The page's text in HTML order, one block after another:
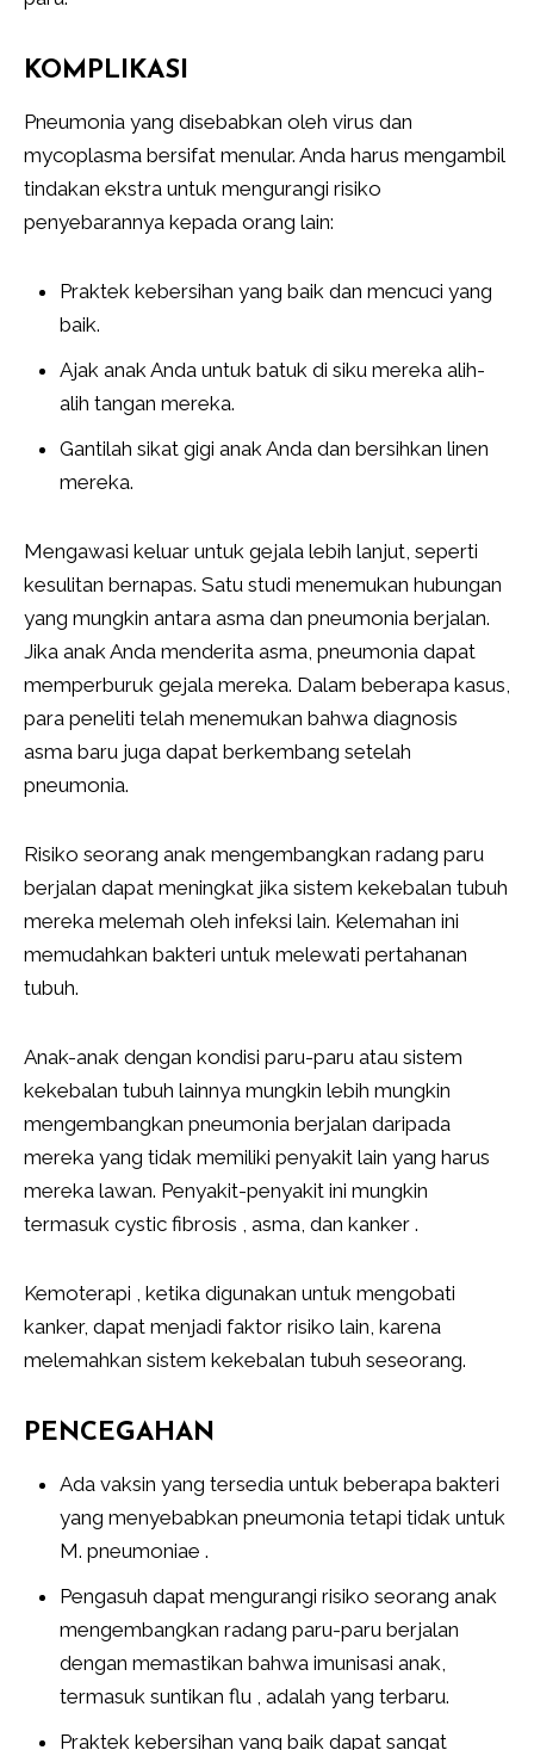
KOMPLIKASI
Pneumonia yang disebabkan oleh virus dan
mycoplasma bersifat menular. Anda harus mengambil
tindakan ekstra untuk mengurangi risiko
penyebarannya kepada orang lain:
Praktek kebersihan yang baik dan mencuci yang
baik.
Ajak anak Anda untuk batuk di siku mereka alih-
alih tangan mereka.
Gantilah sikat gigi anak Anda dan bersihkan linen
mereka.
Mengawasi keluar untuk gejala lebih lanjut, seperti
kesulitan bernapas. Satu studi menemukan hubungan
yang mungkin antara asma dan pneumonia berjalan.
Jika anak Anda menderita asma, pneumonia dapat
memperburuk gejala mereka. Dalam beberapa kasus,
para peneliti telah menemukan bahwa diagnosis
asma baru juga dapat berkembang setelah
pneumonia.
Risiko seorang anak mengembangkan radang paru
berjalan dapat meningkat jika sistem kekebalan tubuh
mereka melemah oleh infeksi lain. Kelemahan ini
memudahkan bakteri untuk melewati pertahanan
tubuh.
Anak-anak dengan kondisi paru-paru atau sistem
kekebalan tubuh lainnya mungkin lebih mungkin
mengembangkan pneumonia berjalan daripada
mereka yang tidak memiliki penyakit lain yang harus
mereka lawan. Penyakit-penyakit ini mungkin
termasuk cystic fibrosis , asma, dan kanker .
Kemoterapi , ketika digunakan untuk mengobati
kanker, dapat menjadi faktor risiko lain, karena
melemahkan sistem kekebalan tubuh seseorang.
PENCEGAHAN
Ada vaksin yang tersedia untuk beberapa bakteri
yang menyebabkan pneumonia tetapi tidak untuk
M. pneumoniae .
Pengasuh dapat mengurangi risiko seorang anak
mengembangkan radang paru-paru berjalan
dengan memastikan bahwa imunisasi anak,
termasuk suntikan flu , adalah yang terbaru.
Praktek kebersihan yang baik dapat sangat